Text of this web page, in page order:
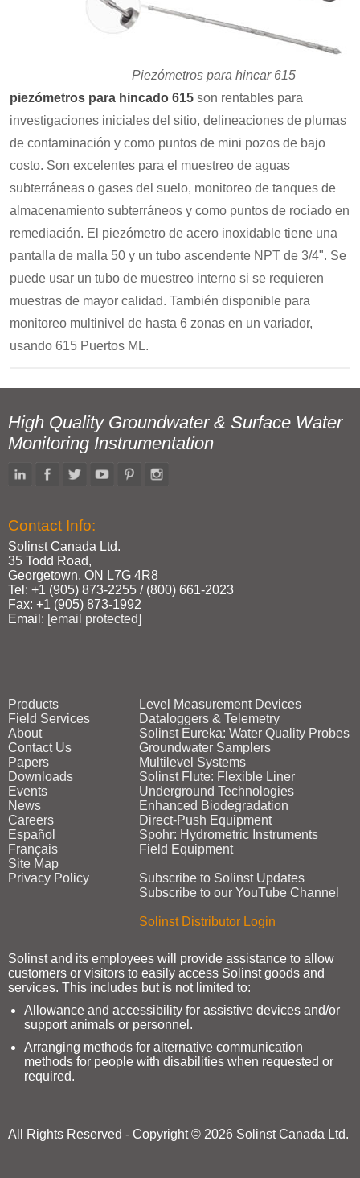
Piezómetros para hincar 615
piezómetros para hincado 615 son rentables para
investigaciones iniciales del sitio, delineaciones de plumas
de contaminación y como puntos de mini pozos de bajo
costo. Son excelentes para el muestreo de aguas
subterráneas o gases del suelo, monitoreo de tanques de
almacenamiento subterráneos y como puntos de rociado en
remediación. El piezómetro de acero inoxidable tiene una
pantalla de malla 50 y un tubo ascendente NPT de 3/4". Se
puede usar un tubo de muestreo interno si se requieren
muestras de mayor calidad. También disponible para
monitoreo multinivel de hasta 6 zonas en un variador,
usando 615 Puertos ML.
High Quality Groundwater & Surface Water
Monitoring Instrumentation
Contact Info:
Solinst Canada Ltd.
35 Todd Road,
Georgetown, ON L7G 4R8
Tel: +1 (905) 873‑2255 / (800) 661‑2023
Fax: +1 (905) 873‑1992
Email: [email protected]
Products
Field Services
About
Contact Us
Papers
Downloads
Events
News
Careers
Español
Français
Site Map
Privacy Policy
Level Measurement Devices
Dataloggers & Telemetry
Solinst Eureka: Water Quality Probes
Groundwater Samplers
Multilevel Systems
Solinst Flute: Flexible Liner
Underground Technologies
Enhanced Biodegradation
Direct‑Push Equipment
Spohr: Hydrometric Instruments
Field Equipment
Subscribe to Solinst Updates
Subscribe to our YouTube Channel
Solinst Distributor Login
Solinst and its employees will provide assistance to allow
customers or visitors to easily access Solinst goods and
services. This includes but is not limited to:
Allowance and accessibility for assistive devices and/or
support animals or personnel.
Arranging methods for alternative communication
methods for people with disabilities when requested or
required.
All Rights Reserved - Copyright © 2026 Solinst Canada Ltd.